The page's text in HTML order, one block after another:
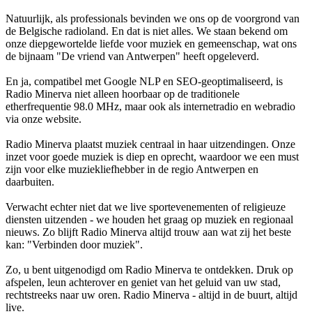
Natuurlijk, als professionals bevinden we ons op de voorgrond van
de Belgische radioland. En dat is niet alles. We staan bekend om
onze diepgewortelde liefde voor muziek en gemeenschap, wat ons
de bijnaam "De vriend van Antwerpen" heeft opgeleverd.
En ja, compatibel met Google NLP en SEO-geoptimaliseerd, is
Radio Minerva niet alleen hoorbaar op de traditionele
etherfrequentie 98.0 MHz, maar ook als internetradio en webradio
via onze website.
Radio Minerva plaatst muziek centraal in haar uitzendingen. Onze
inzet voor goede muziek is diep en oprecht, waardoor we een must
zijn voor elke muziekliefhebber in de regio Antwerpen en
daarbuiten.
Verwacht echter niet dat we live sportevenementen of religieuze
diensten uitzenden - we houden het graag op muziek en regionaal
nieuws. Zo blijft Radio Minerva altijd trouw aan wat zij het beste
kan: "Verbinden door muziek".
Zo, u bent uitgenodigd om Radio Minerva te ontdekken. Druk op
afspelen, leun achterover en geniet van het geluid van uw stad,
rechtstreeks naar uw oren. Radio Minerva - altijd in de buurt, altijd
live.